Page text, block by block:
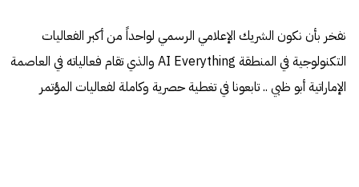
نفخر بأن نكون الشريك الإعلامي الرسمي لواحداً من أكبر الفعاليات
التكنولوجية في المنطقة AI Everything والذي تقام فعالياته في العاصمة
الإماراتية أبو ظبي .. تابعونا في تغطية حصرية وكاملة لفعاليات المؤتمر